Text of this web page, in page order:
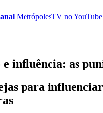
MetrópolesTV noYouTube
e influência: as
para